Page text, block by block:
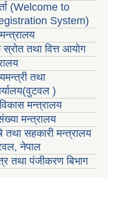
(Welcome to
System)
स्रोत तथा वित्त आयोग
तथा
)
मन्त्रालय
मन्त्रालय
तथा सहकारी मन्त्रालय
नेपाल
तथा पंजीकरण बिभाग